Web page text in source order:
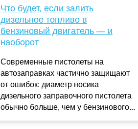
Что будет, если залить
дизельное топливо в
бензиновый двигатель — и
наоборот
Современные пистолеты на
автозаправках частично защищают
от ошибок: диаметр носика
дизельного заправочного пистолета
обычно больше, чем у бензинового...